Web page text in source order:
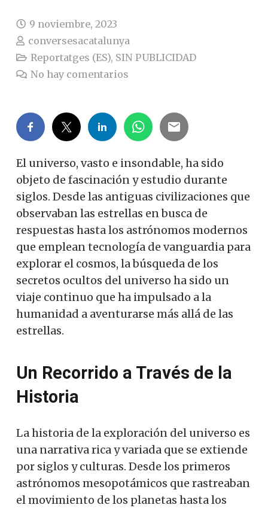
9 noviembre, 2023
conversesacatalunya
Reportatges (ES), SIN PUBLICIDAD
No hay comentarios
El universo, vasto e insondable, ha sido
objeto de fascinación y estudio durante
siglos. Desde las antiguas civilizaciones que
observaban las estrellas en busca de
respuestas hasta los astrónomos modernos
que emplean tecnología de vanguardia para
explorar el cosmos, la búsqueda de los
secretos ocultos del universo ha sido un
viaje continuo que ha impulsado a la
humanidad a aventurarse más allá de las
estrellas.
Un Recorrido a Través de la
Historia
La historia de la exploración del universo es
una narrativa rica y variada que se extiende
por siglos y culturas. Desde los primeros
astrónomos mesopotámicos que rastreaban
el movimiento de los planetas hasta los